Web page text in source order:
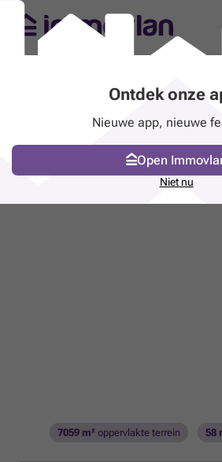
7059 m² oppervlakte terrein 58
Ontdek onze
Nieuwe app, nieuwe
Open
Niet nu